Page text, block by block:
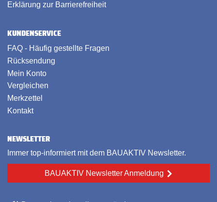
Erklärung zur Barrierefreiheit
KUNDENSERVICE
FAQ - Häufig gestellte Fragen
Rücksendung
Mein Konto
Vergleichen
Merkzettel
Kontakt
NEWSLETTER
Immer top-informiert mit dem BAUAKTIV Newsletter.
BAUAKTIV Newsletter Anmeldung